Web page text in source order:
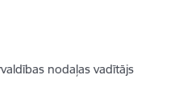
nodaļas vadītājs